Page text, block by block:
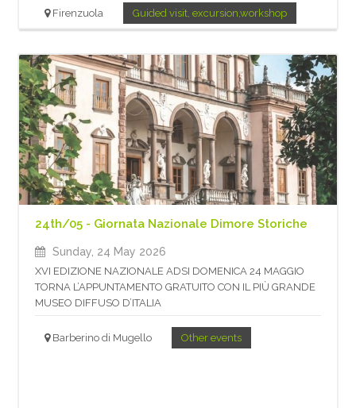
Firenzuola Guided visit, excursion,workshop
24th/05 - Giornata Nazionale Dimore Storiche
Sunday, 24 May 2026
XVI EDIZIONE NAZIONALE ADSI DOMENICA 24 MAGGIO
TORNA L’APPUNTAMENTO GRATUITO CON IL PIÙ GRANDE
MUSEO DIFFUSO D’ITALIA
Barberino di Mugello Other events